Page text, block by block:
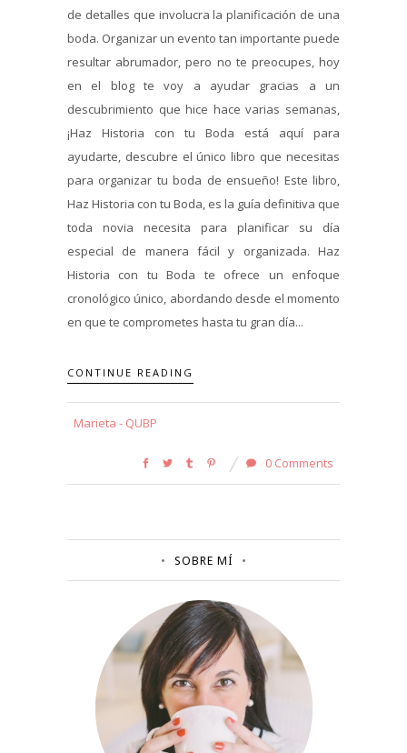
de detalles que involucra la planificación de una
boda. Organizar un evento tan importante puede
resultar abrumador, pero no te preocupes, hoy
en el blog te voy a ayudar gracias a un
descubrimiento que hice hace varias semanas,
¡Haz Historia con tu Boda está aquí para
ayudarte, descubre el único libro que necesitas
para organizar tu boda de ensueño! Este libro,
Haz Historia con tu Boda, es la guía definitiva que
toda novia necesita para planificar su día
especial de manera fácil y organizada. Haz
Historia con tu Boda te ofrece un enfoque
cronológico único, abordando desde el momento
en que te comprometes hasta tu gran día...
CONTINUE READING
Marieta - QUBP
0 Comments
SOBRE MÍ